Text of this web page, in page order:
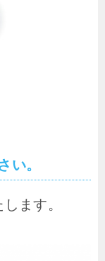
い。
ます。